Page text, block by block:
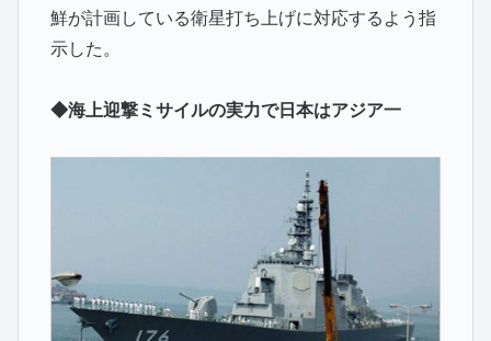
鮮が計画している衛星打ち上げに対応するよう指
示した。
◆海上迎撃ミサイルの実力で日本はアジア一